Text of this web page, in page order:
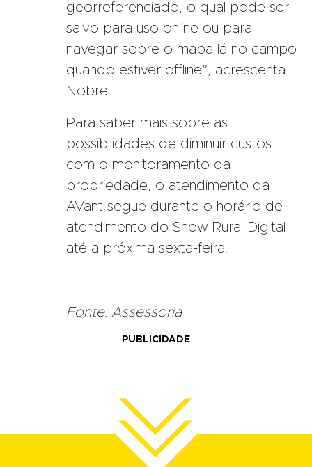
georreferenciado, o qual pode ser
salvo para uso online ou para
navegar sobre o mapa lá no campo
quando estiver offline”, acrescenta
Nobre.
Para saber mais sobre as
possibilidades de diminuir custos
com o monitoramento da
propriedade, o atendimento da
AVant segue durante o horário de
atendimento do Show Rural Digital
até a próxima sexta-feira.
Fonte: Assessoria
PUBLICIDADE